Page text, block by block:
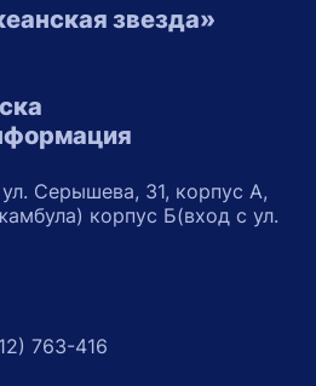
звезда»
Серышева, 31, корпус А,
корпус Б(вход с ул.
763-416